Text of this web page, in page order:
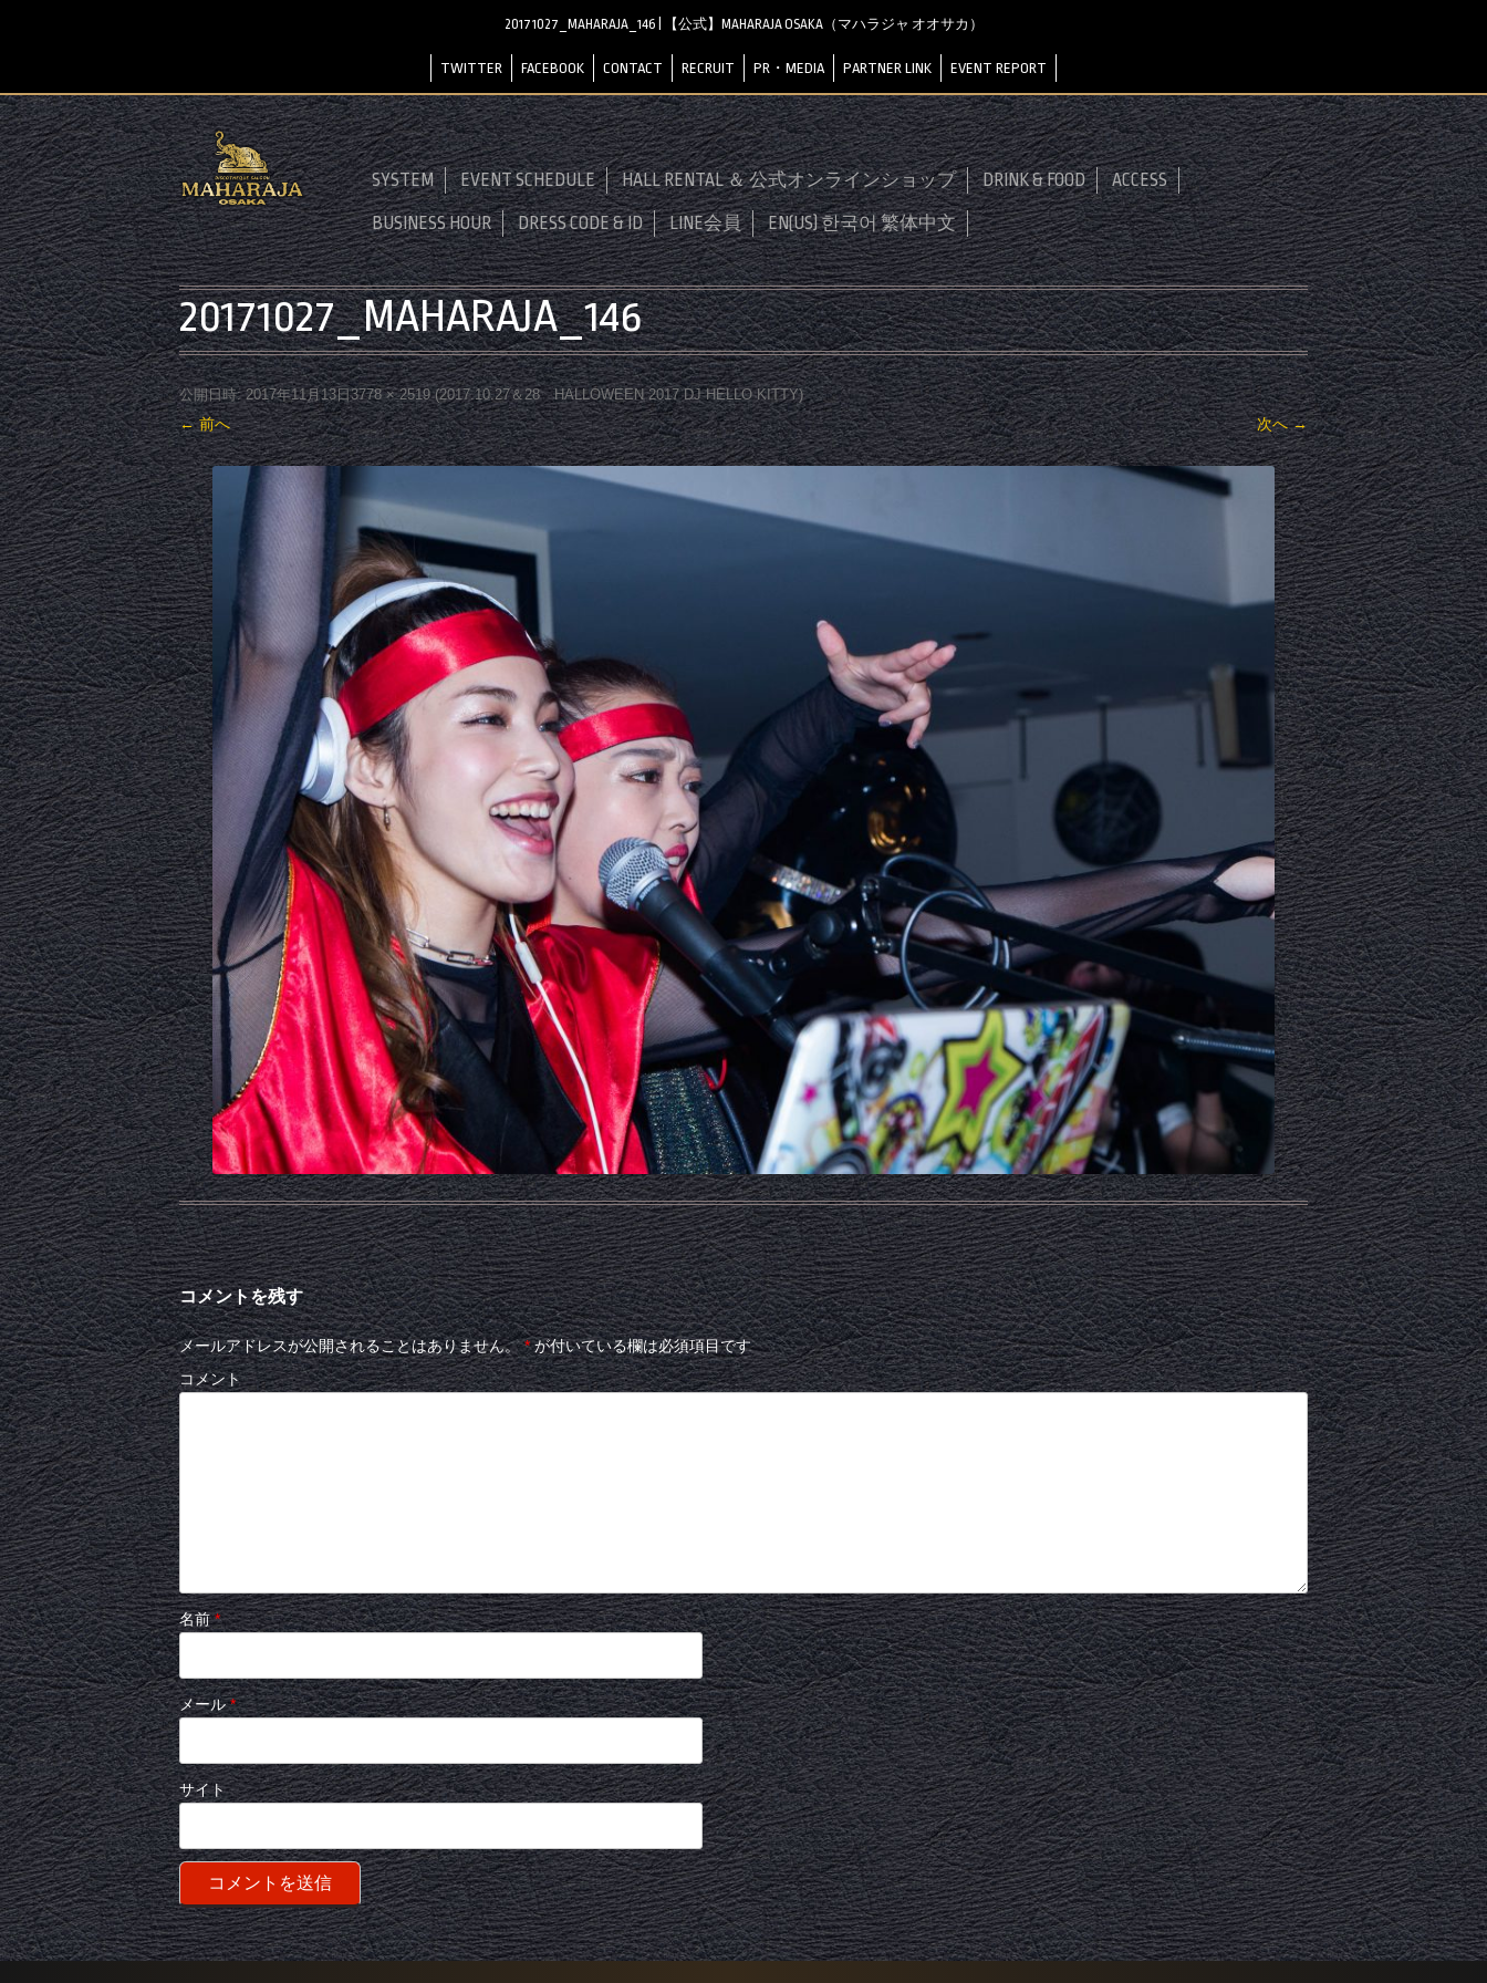
20171027_MAHARAJA_146 | 【公式】MAHARAJA OSAKA（マハラジャ オオサカ）
TWITTER FACEBOOK CONTACT RECRUIT PR・MEDIA PARTNER LINK EVENT REPORT
SYSTEM EVENT SCHEDULE HALL RENTAL ＆ 公式オンラインショップ DRINK & FOOD ACCESS
BUSINESS HOUR DRESS CODE & ID LINE会員 EN(US) 한국어 繁体中文
20171027_MAHARAJA_146
公開日時: 2017年11月13日3778 × 2519(2017.10.27＆28 HALLOWEEN 2017 DJ HELLO KITTY)
← 前へ 次へ →
コメントを残す
メールアドレスが公開されることはありません。 *が付いている欄は必須項目です
コメント
名前*
メール*
サイト